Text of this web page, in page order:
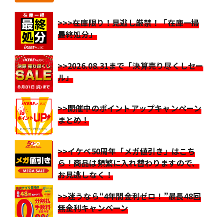
>>>在庫限り！見逃し厳禁！「在庫一掃
最終処分」
>>2026.08.31まで「決算売り尽くしセー
ル」
>>開催中のポイントアップキャンペーン
まとめ！
>>イケベ50周年「メガ値引き」はこち
ら！商品は頻繁に入れ替わりますので、
お見逃しなく！
>>迷うなら“4年間金利ゼロ！”最長48回
無金利キャンペーン